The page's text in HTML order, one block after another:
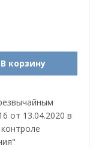
В корзину
от 13.04.2020 в